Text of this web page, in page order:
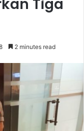
Tiga
2 minutes read